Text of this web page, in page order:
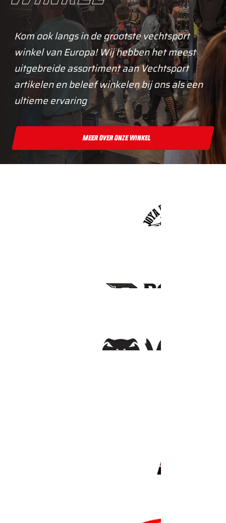
Kom ook langs in de grootste vechtsport
winkel van Europa! Wij hebben het meest
uitgebreide assortiment aan Vechtsport
artikelen en beleef winkelen bij ons als een
ultieme ervaring
Meer Over Onze Winkel